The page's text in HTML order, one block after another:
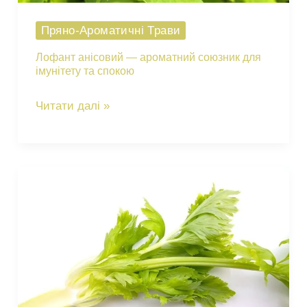
Пряно-Ароматичні Трави
Лофант анісовий — ароматний союзник для
імунітету та спокою
Лофант
спокою
Читати далі »